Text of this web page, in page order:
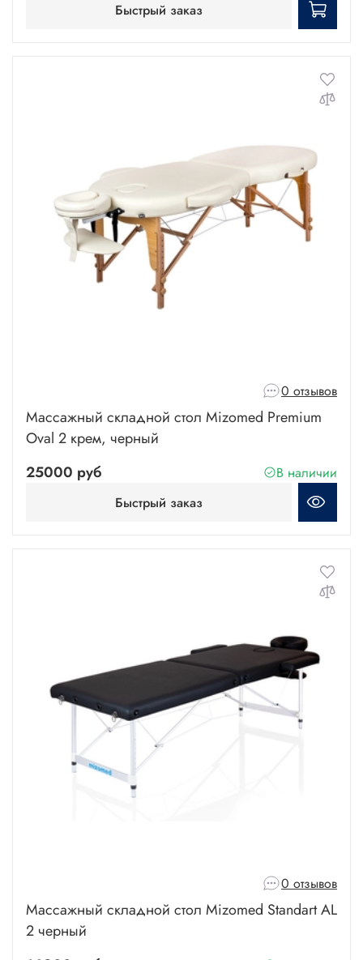
Быстрый заказ
0 отзывов
Массажный складной стол Mizomed Premium
Oval 2 крем, черный
25000 руб
В наличии
Быстрый заказ
0 отзывов
Массажный складной стол Mizomed Standart AL
2 черный